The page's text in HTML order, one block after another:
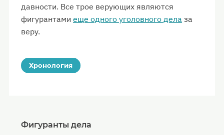
давности. Все трое верующих являются
фигурантами еще одного уголовного дела за
веру.
Хронология
Фигуранты дела